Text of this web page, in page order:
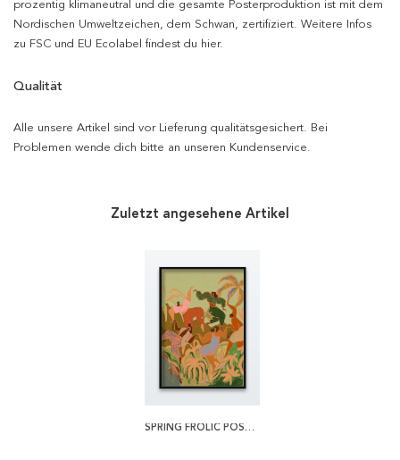
prozentig klimaneutral und die gesamte Posterproduktion ist mit dem
Nordischen Umweltzeichen, dem Schwan, zertifiziert. Weitere Infos
zu FSC und EU Ecolabel findest du hier.
Qualität
Alle unsere Artikel sind vor Lieferung qualitätsgesichert. Bei
Problemen wende dich bitte an unseren Kundenservice.
Zuletzt angesehene Artikel
SPRING FROLIC POSTER